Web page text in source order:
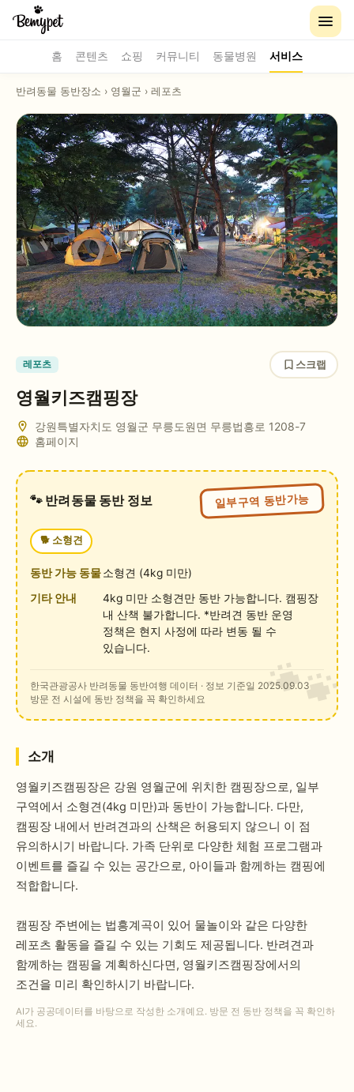
홈 콘텐츠 쇼핑 커뮤니티 동물병원 서비스
반려동물 동반장소 › 영월군 › 레포츠
레포츠 스크랩
영월키즈캠핑장
강원특별자치도 영월군 무릉도원면 무릉법흥로 1208-7
홈페이지
🐾 반려동물 동반 정보 일부구역 동반가능
🐕 소형견
동반 가능 동물소형견 (4kg 미만)
기타 안내
4kg 미만 소형견만 동반 가능합니다. 캠핑장
내 산책 불가합니다. *반려견 동반 운영
정책은 현지 사정에 따라 변동 될 수
있습니다.
한국관광공사 반려동물 동반여행 데이터 · 정보 기준일 2025.09.03
방문 전 시설에 동반 정책을 꼭 확인하세요
소개
영월키즈캠핑장은 강원 영월군에 위치한 캠핑장으로, 일부
구역에서 소형견(4kg 미만)과 동반이 가능합니다. 다만,
캠핑장 내에서 반려견과의 산책은 허용되지 않으니 이 점
유의하시기 바랍니다. 가족 단위로 다양한 체험 프로그램과
이벤트를 즐길 수 있는 공간으로, 아이들과 함께하는 캠핑에
적합합니다.
캠핑장 주변에는 법흥계곡이 있어 물놀이와 같은 다양한
레포츠 활동을 즐길 수 있는 기회도 제공됩니다. 반려견과
함께하는 캠핑을 계획하신다면, 영월키즈캠핑장에서의
조건을 미리 확인하시기 바랍니다.
AI가 공공데이터를 바탕으로 작성한 소개예요. 방문 전 동반 정책을 꼭 확인하
세요.